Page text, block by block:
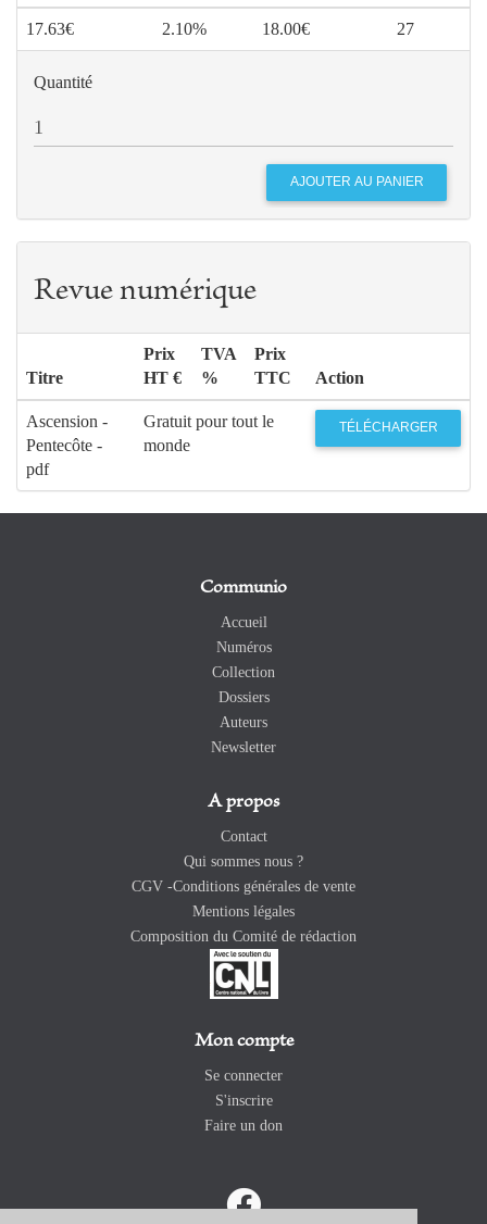
17.63€ 2.10% 18.00€ 27
Quantité
Revue numérique
Titre
Prix
HT €
TVA
%
Prix
TTC
Action
Ascension -
Pentecôte -
pdf
Gratuit pour tout le
monde
TÉLÉCHARGER
Communio
Accueil
Numéros
Collection
Dossiers
Auteurs
Newsletter
A propos
Contact
Qui sommes nous ?
CGV -Conditions générales de vente
Mentions légales
Composition du Comité de rédaction
Mon compte
Se connecter
S'inscrire
Faire un don